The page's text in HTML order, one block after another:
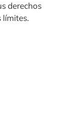
derechos
límites.